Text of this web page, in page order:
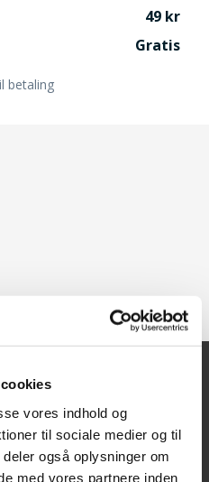
vores indhold og
til sociale medier og til
også oplysninger om
med vores partnere inden
49
Gratis
betaling